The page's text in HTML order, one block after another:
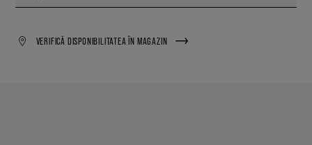
VERIFICĂ DISPONIBILITATEA ÎN MAGAZIN